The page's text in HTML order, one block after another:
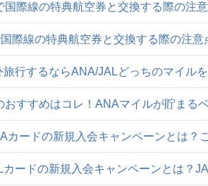
国際線の特典航空券と交換する際の注
際線の特典航空券と交換する際の注
旅行するならANA/JALどっちのマイル
おすすめはコレ！ANAマイルが貯まる
カードの新規入会キャンペーンとは
カードの新規入会キャンペーンとは？